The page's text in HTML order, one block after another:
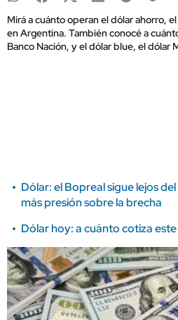
Mirá a cuánto operan el dólar ahorro,
en Argentina. También conocé a
Banco Nación, y el dólar blue, el dólar
Dólar: el Bopreal sigue lejos
más presión sobre la brecha
Dólar hoy: a cuánto cotiza